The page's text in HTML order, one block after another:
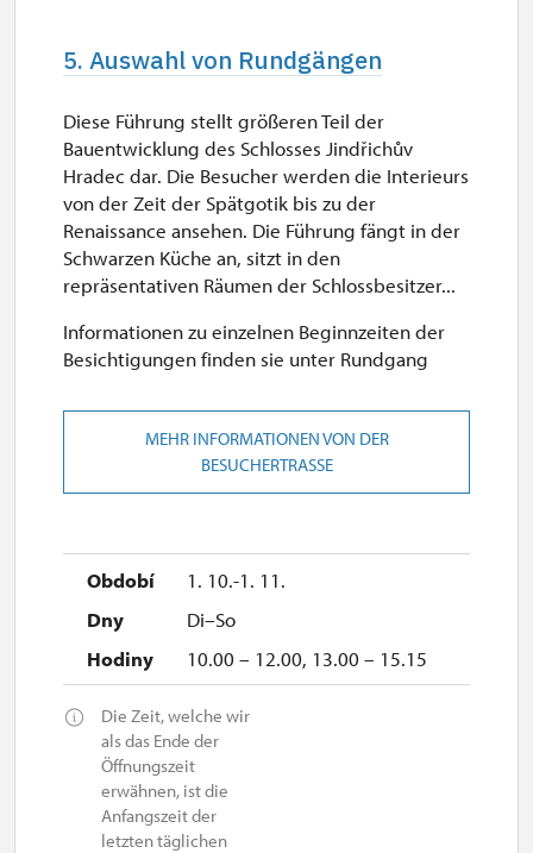
5. Auswahl von Rundgängen
1. 10.-1. 11.
Di–So
10.00 – 12.00, 13.00 – 15.15
Die Zeit, welche wir
als das Ende der
Öffnungszeit
erwähnen, ist die
Anfangszeit der
letzten täglichen
Diese Führung stellt größeren Teil der
Bauentwicklung des Schlosses Jindřichův
Hradec dar. Die Besucher werden die Interieurs
von der Zeit der Spätgotik bis zu der
Renaissance ansehen. Die Führung fängt in der
Schwarzen Küche an, sitzt in den
repräsentativen Räumen der Schlossbesitzer...
Informationen zu einzelnen Beginnzeiten der
Besichtigungen finden sie unter Rundgang
MEHR INFORMATIONEN VON DER
BESUCHERTRASSE